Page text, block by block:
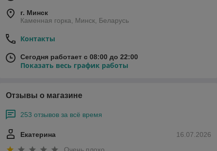
г. Минск
Каменная горка, Минск, Беларусь
Контакты
Сегодня работает с 08:00 до 22:00
Показать весь график работы
Отзывы о магазине
253 отзывов за всё время
16.07.2026
Екатерина